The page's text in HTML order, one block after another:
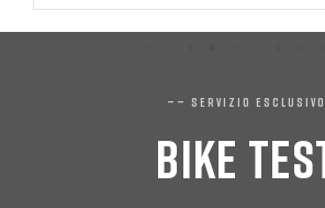
—— SERVIZIO ESCLUSIVO
BIKE